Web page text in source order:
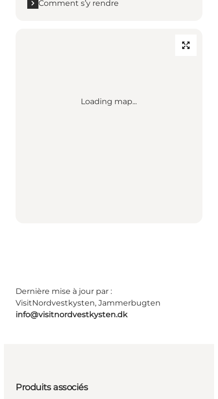
Comment s’y rendre
Loading map...
Dernière mise à jour par :
VisitNordvestkysten, Jammerbugten
info@visitnordvestkysten.dk
Produits associés